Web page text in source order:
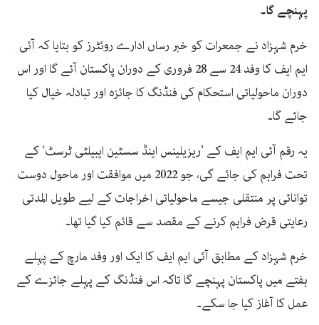
پہنچے گا۔
خرم شہزاد نے جمعرات کو خبر رساں ادارے روئٹرز کو بتایا کہ آئی
ایم ایف کا وفد 24 سے 28 فروری کے دوران پاکستان آئے گا اور اس
دوران ماحولیاتی استحکام کی فنڈنگ کا جائزہ اور تبادلہ خیال کیا
جائے گا۔
یہ رقم آئی ایم ایف کے ’ریزیلینس اینڈ سسٹین ایبیلٹی ٹرسٹ‘ کے
تحت فراہم کی جائے گی، جو 2022 میں موافقت اور ماحول دوست
توانائی پر منتقلی جیسے ماحولیاتی اخراجات کے لیے طویل المدتی
رعایتی قرض فراہم کرنے کے مقصد سے قائم کیا گیا تھا۔
خرم شہزاد کے مطابق آئی ایم ایف کا ایک اور وفد مارچ کے پہلے
ہفتے میں پاکستان پہنچے گا تاکہ اس فنڈنگ کے پہلے جائزے کے
عمل کا آغاز کیا جا سکے۔